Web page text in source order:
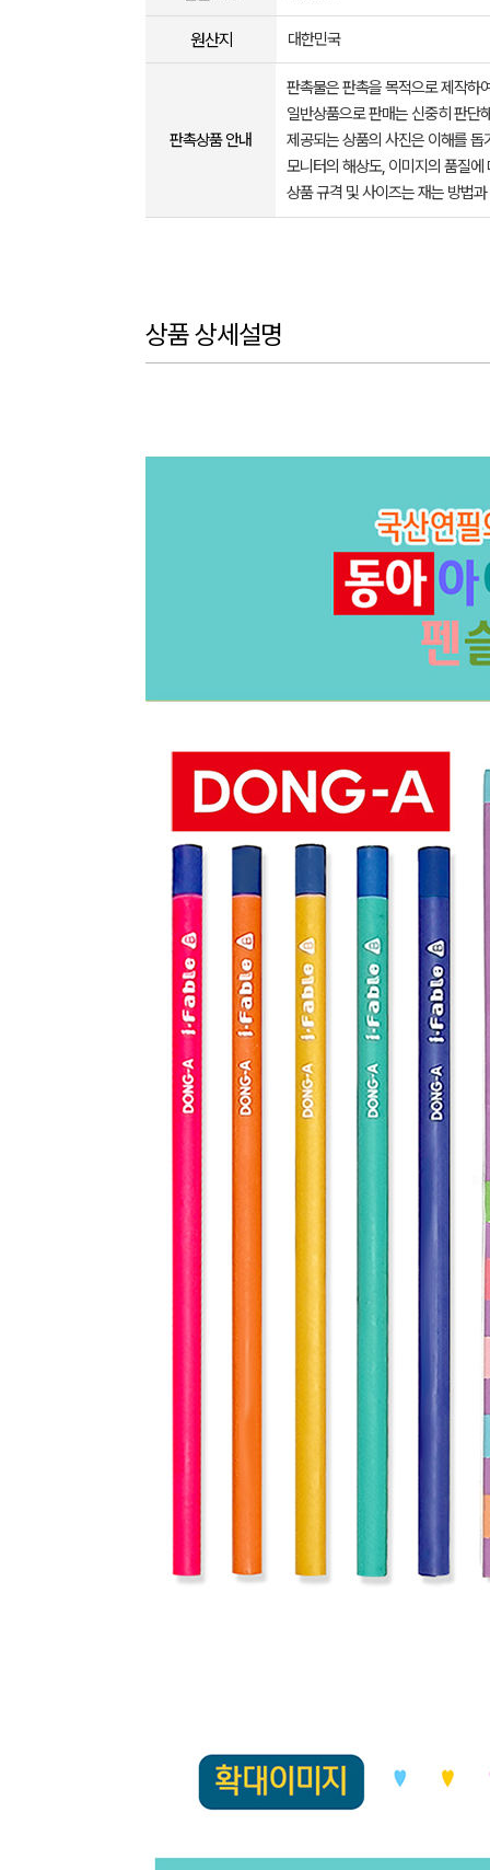
원산지 대한민국
판촉상품 안내
판촉물은 판촉을 목적으로 제작하
일반상품으로 판매는 신중히 판단
제공되는 상품의 사진은 이해를
모니터의 해상도, 이미지의 품질
상품 규격 및 사이즈는 재는 방법
상품 상세설명